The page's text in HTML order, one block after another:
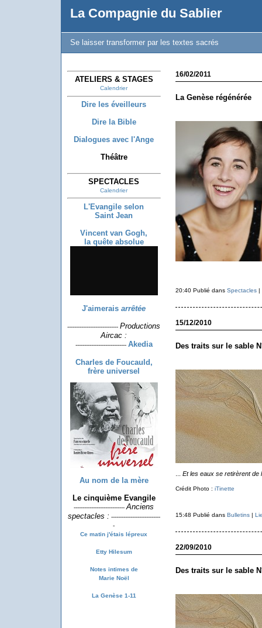
La Compagnie du Sablier
Se laisser transformer par les textes sacrés
ATELIERS & STAGES
Calendrier
Dire les éveilleurs
Dire la Bible
Dialogues avec l'Ange
Théâtre
SPECTACLES
Calendrier
L'Evangile selon
Saint Jean
Vincent van Gogh,
la quête absolue
J'aimerais arrêtée
----------------------------- Productions
Aircac :
----------------------------- Akedia
Charles de Foucauld,
frère universel
Au nom de la mère
Le cinquième Evangile
-----------------------------Anciens
spectacles : ----------------------------
-
Ce matin j'étais lépreux
Etty Hilesum
Notes intimes de
Marie Noël
La Genèse 1-11
16/02/2011
La Genèse régénérée
20:40 Publié dans Spectacles|
15/12/2010
Des traits sur le sable
Et les eaux se retirèrent de
Crédit Photo : iTinette
15:48 Publié dans Bulletins|
22/09/2010
Des traits sur le sable